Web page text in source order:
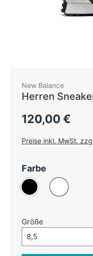
New Balance
Herren
Regulärer Preis:
120,00 €
Preise inkl. MwSt.
Farbe
Schwarz Weiß
Größe
Größe-Auswahl
8,5